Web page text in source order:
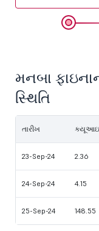
મનબા
સ્થિતિ
તારીખ
23-Sep-24 2.36
24-Sep-24 4.15
25-Sep-24 148.55